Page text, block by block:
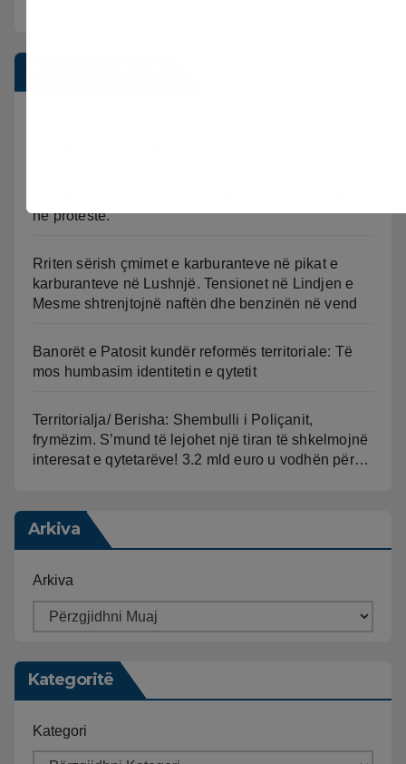
në protestë.
Rriten sërish çmimet e karburanteve në pikat e
karburanteve në Lushnjë. Tensionet në Lindjen e
Mesme shtrenjtojnë naftën dhe benzinën në vend
Banorët e Patosit kundër reformës territoriale: Të
mos humbasim identitetin e qytetit
Territorialja/ Berisha: Shembulli i Poliçanit,
frymëzim. S’mund të lejohet një tiran të shkelmojnë
interesat e qytetarëve! 3.2 mld euro u vodhën për…
Arkiva
Arkiva
Kategoritë
Kategori